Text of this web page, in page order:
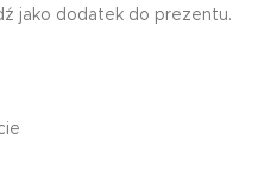
jako dodatek do prezentu.